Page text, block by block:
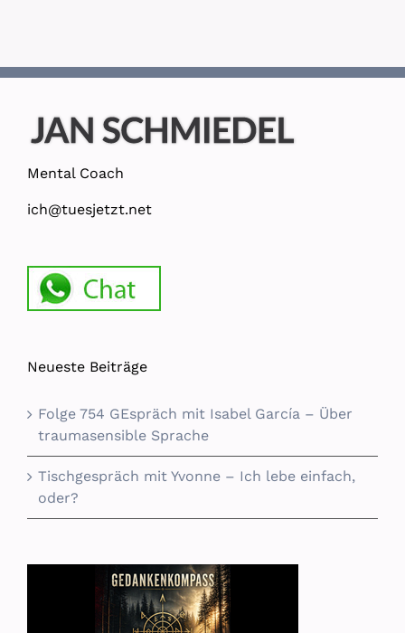
Mental Coach
ich@tuesjetzt.net
Neueste Beiträge
Folge 754 GEspräch mit Isabel García – Über
traumasensible Sprache
Tischgespräch mit Yvonne – Ich lebe einfach,
oder?